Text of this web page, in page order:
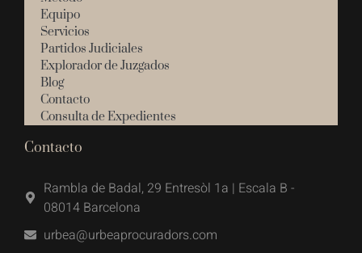
Equipo
Servicios
Partidos Judiciales
Explorador de Juzgados
Blog
Contacto
Consulta de Expedientes
Contacto
Rambla de Badal, 29 Entresòl 1a | Escala B -
08014 Barcelona
urbea@urbeaprocuradors.com